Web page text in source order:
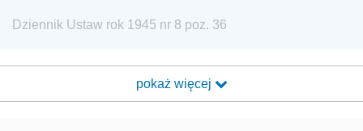
Dziennik Ustaw rok 1945 nr 8 poz. 36
pokaż więcej